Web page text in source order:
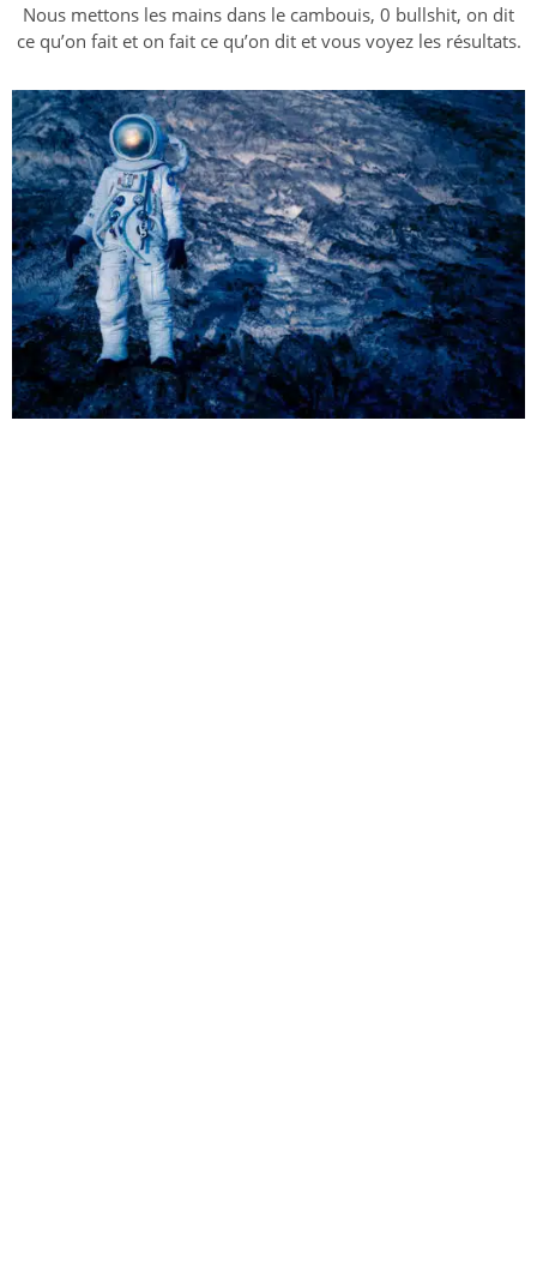
Nous mettons les mains dans le cambouis, 0 bullshit, on dit
ce qu’on fait et on fait ce qu’on dit et vous voyez les résultats.